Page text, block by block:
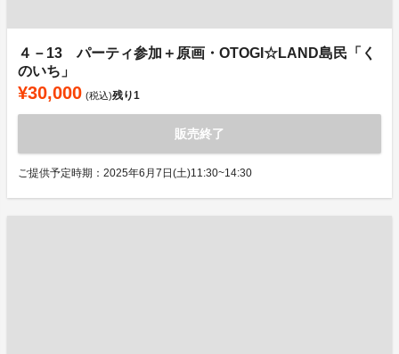
４－13 パーティ参加＋原画・OTOGI☆LAND島民「く
のいち」
¥30,000 (税込)残り1
販売終了
ご提供予定時期：2025年6月7日(土)11:30~14:30